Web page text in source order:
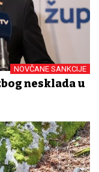
NOVČANE SANKCIJE
nesklada u